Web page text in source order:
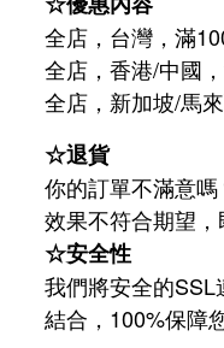
全店，台灣，滿
全店，香港/中國
全店，新加坡/馬
☆退貨
你的訂單不滿意
效果不符合期望，
☆安全性
我們將安全的
結合，100%保障